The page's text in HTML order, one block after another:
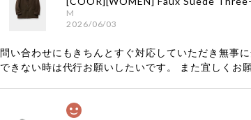
M
2026/06/03
問い合わせにもきちんとすぐ対応していただき無事
できない時は代行お願いしたいです。 また宜しくお